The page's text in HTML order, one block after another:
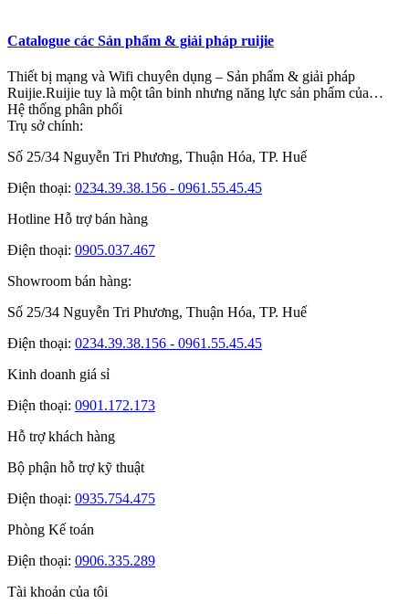
Catalogue các Sản phẩm & giải pháp ruijie
Thiết bị mạng và Wifi chuyên dụng – Sản phẩm & giải pháp
Ruijie.Ruijie tuy là một tân binh nhưng năng lực sản phẩm của…
Hệ thống phân phối
Trụ sở chính:
Số 25/34 Nguyễn Tri Phương, Thuận Hóa, TP. Huế
Điện thoại: 0234.39.38.156 - 0961.55.45.45
Hotline Hỗ trợ bán hàng
Điện thoại: 0905.037.467
Showroom bán hàng:
Số 25/34 Nguyễn Tri Phương, Thuận Hóa, TP. Huế
Điện thoại: 0234.39.38.156 - 0961.55.45.45
Kinh doanh giá sỉ
Điện thoại: 0901.172.173
Hỗ trợ khách hàng
Bộ phận hỗ trợ kỹ thuật
Điện thoại: 0935.754.475
Phòng Kế toán
Điện thoại: 0906.335.289
Tài khoản của tôi